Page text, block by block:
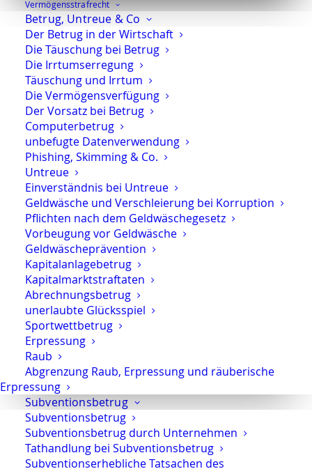
Vermögens­strafrecht
Betrug, Untreue & Co
Der Betrug in der Wirtschaft
Die Täuschung bei Betrug
Die Irrtumserregung
Täuschung und Irrtum
Die Vermögensverfügung
Der Vorsatz bei Betrug
Computerbetrug
unbefugte Datenverwendung
Phishing, Skimming & Co.
Untreue
Einverständnis bei Untreue
Geldwäsche und Verschleierung bei Korruption
Pflichten nach dem Geldwäschegesetz
Vorbeugung vor Geldwäsche
Geldwäscheprävention
Kapitalanlagebetrug
Kapitalmarktstraftaten
Abrechnungsbetrug
unerlaubte Glücksspiel
Sportwettbetrug
Erpressung
Raub
Abgrenzung Raub, Erpressung und räuberische
Erpressung
Subventionsbetrug
Subventionsbetrug
Subventionsbetrug durch Unternehmen
Tathandlung bei Subventionsbetrug
Subventionserhebliche Tatsachen des
in Form des
sogenanntenVorführungsbefehls
Angeklagte wird dann unter Zwang dem Gericht
vorgeführt. Dieser ergeht zwecks Sicherstellung des
Erscheinens des Angeklagten in der
Hauptverhandlung. Noch gravierender ist der
eines Haftbefehlsgegen den nicht zur
Hauptverhandlung erschienenen Angeklagten. In
einem solchen Fall bedarf es dann nicht einmal der
sonstigen Voraussetzungen (§112-
den Erlass eines Haftbefehls gestellt sind.
Empfehlung Ihrer Rechtsanwälte bei
Anberaumung der Hauptverhandlung
Gehen Sie sorgsam mit einer Ladung des Gerichts
um, um einer Festnahme zu entgehen. Wenn
Angeklagte nicht zur Hauptverhandlung kommen
können, kann das gute Gründe haben.
und beauftragen Sie uns
dem Gericht mitzuteilen.
Weitere Informationen
Einen einführenden Artikel zu den
Angeklagtenim Gerichtsverfahren finden Sie hier.
Weitere Informationen zurTeilnahme am